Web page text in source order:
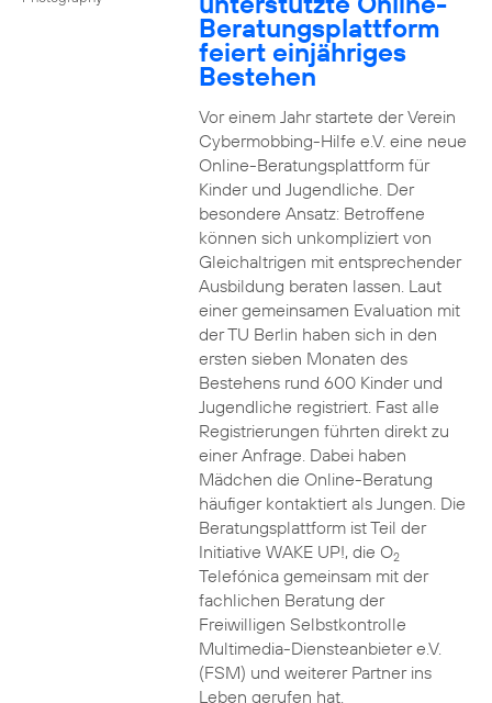
Beratungsplattform
feiert einjähriges
Bestehen
Vor einem Jahr startete der Verein
Cybermobbing-Hilfe e.V. eine neue
Online-Beratungsplattform für
Kinder und Jugendliche. Der
besondere Ansatz: Betroffene
können sich unkompliziert von
Gleichaltrigen mit entsprechender
Ausbildung beraten lassen. Laut
einer gemeinsamen Evaluation mit
der TU Berlin haben sich in den
ersten sieben Monaten des
Bestehens rund 600 Kinder und
Jugendliche registriert. Fast alle
Registrierungen führten direkt zu
einer Anfrage. Dabei haben
Mädchen die Online-Beratung
häufiger kontaktiert als Jungen. Die
Beratungsplattform ist Teil der
Initiative WAKE UP!, die O2
Telefónica gemeinsam mit der
fachlichen Beratung der
Freiwilligen Selbstkontrolle
Multimedia-Diensteanbieter e.V.
(FSM) und weiterer Partner ins
Leben gerufen hat.